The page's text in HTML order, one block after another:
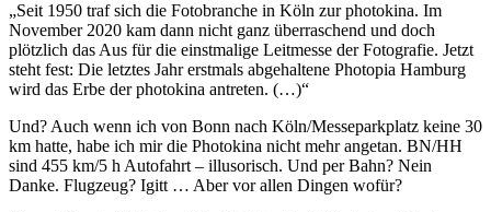
„Seit 1950 traf sich die Fotobranche in Köln zur photokina. Im
November 2020 kam dann nicht ganz überraschend und doch
plötzlich das Aus für die einstmalige Leitmesse der Fotografie. Jetzt
steht fest: Die letztes Jahr erstmals abgehaltene Photopia Hamburg
wird das Erbe der photokina antreten. (…)“
Und? Auch wenn ich von Bonn nach Köln/Messeparkplatz keine 30
km hatte, habe ich mir die Photokina nicht mehr angetan. BN/HH
sind 455 km/5 h Autofahrt – illusorisch. Und per Bahn? Nein
Danke. Flugzeug? Igitt … Aber vor allen Dingen wofür?